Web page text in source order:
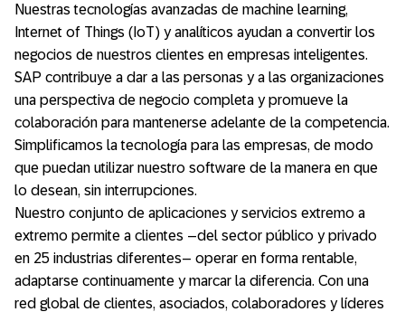
Nuestras tecnologías avanzadas de machine learning,
Internet of Things (IoT) y analíticos ayudan a convertir los
negocios de nuestros clientes en empresas inteligentes.
SAP contribuye a dar a las personas y a las organizaciones
una perspectiva de negocio completa y promueve la
colaboración para mantenerse adelante de la competencia.
Simplificamos la tecnología para las empresas, de modo
que puedan utilizar nuestro software de la manera en que
lo desean, sin interrupciones.
Nuestro conjunto de aplicaciones y servicios extremo a
extremo permite a clientes –del sector público y privado
en 25 industrias diferentes– operar en forma rentable,
adaptarse continuamente y marcar la diferencia. Con una
red global de clientes, asociados, colaboradores y líderes